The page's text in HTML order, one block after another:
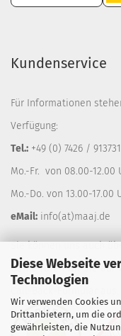
Diese Webseite
Technologien
Wir verwenden Cookies
Drittanbietern, um die
gewährleisten, die
Kundenservice
Für Informationen
Verfügung:
Tel.: +49 (0) 7426 / 913731
Mo.-Fr. von 08.00-12.00
Mo.-Do. von 13.00-17.00
eMail: info(at)maaj.de
Sie können uns auch
Gerne rufen wir Sie auf
Call-Back-Formular